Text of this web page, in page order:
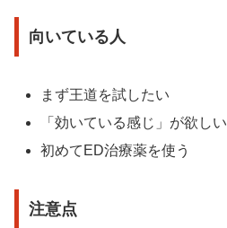
向いている人
まず王道を試したい
「効いている感じ」が欲しい
初めてED治療薬を使う
注意点